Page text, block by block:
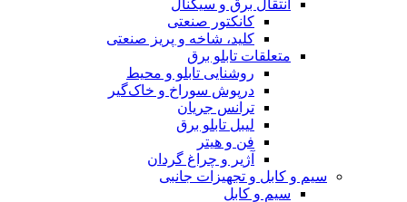
انتقال برق و سیگنال
کانکتور صنعتی
کلید، شاخه و پریز صنعتی
متعلقات تابلو برق
روشنایی تابلو و محیط
درپوش سوراخ و خاک‌گیر
ترانس جریان
لیبل تابلو برق
فن و هیتر
آژیر و چراغ گردان
سیم و کابل و تجهیزات جانبی
سیم و کابل